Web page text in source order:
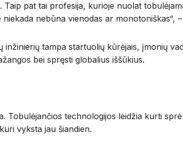
pat tai profesija, kurioje nuolat
nebūna vienodas ar monotoniškas“,
tampa startuolių kūrėjais, įmonių
bei spręsti globalius iššūkius.
technologijos leidžia kurti
vyksta jau šiandien.